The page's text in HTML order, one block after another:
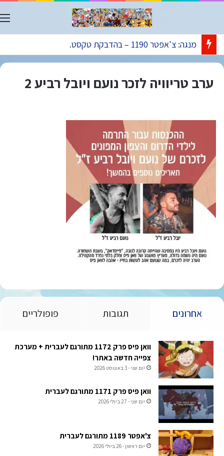
מנגה: צ'אפטר 1190 – בהדבקת טקסט.
ערב טריוויה לזכר נועם ויובל רביע 2
אחרונים תגובות פופולריים
וואן פיס פרק 1172 מתורגם לעברית + מערכת
צפייה חדשה באתר!
יום שני - 3 באוגוסט 2026
וואן פיס פרק 1171 מתורגם לעברית
יום שני - 27 ביולי 2026
צ'אפטר 1189 מתורגם לעברית
יום ראשון - 26 ביולי 2026